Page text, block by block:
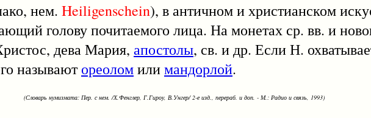
нем. Heiligenschein), в античном и христианском
голову почитаемого лица. На монетах ср. вв. и
дева Мария, апостолы, св. и др. Если Н.
называютореоломилимандорлой.
(Словарь нумизмата: Пер. с нем. /Х.Фенглер, Г.Гироу, В.Унгер/ 2-е изд., перераб. и доп. - М.: Радио и связь, 1993)